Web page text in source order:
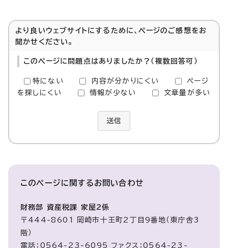
より良いウェブサイトにするために、ページのご感想をお
聞かせください。
このページに問題点はありましたか？（複数回答可）
特にない 内容が分かりにくい
ページ
を探しにくい
情報が少ない 文章量が多い
送信
このページに関するお問い合わせ
財務部 資産税課 家屋2係
〒444-8601 岡崎市十王町2丁目9番地（東庁舎3
階）
電話：0564-23-6095 ファクス：0564-23-